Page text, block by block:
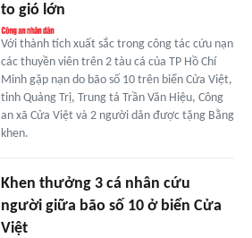
to gió lớn
Với thành tích xuất sắc trong công tác cứu nạn
các thuyền viên trên 2 tàu cá của TP Hồ Chí
Minh gặp nạn do bão số 10 trên biển Cửa Việt,
tỉnh Quảng Trị, Trung tá Trần Văn Hiệu, Công
an xã Cửa Việt và 2 người dân được tặng Bằng
khen.
Khen thưởng 3 cá nhân cứu
người giữa bão số 10 ở biển Cửa
Việt